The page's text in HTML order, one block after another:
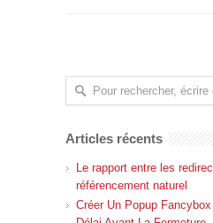
Articles récents
Le rapport entre les
référencement naturel
Créer Un Popup